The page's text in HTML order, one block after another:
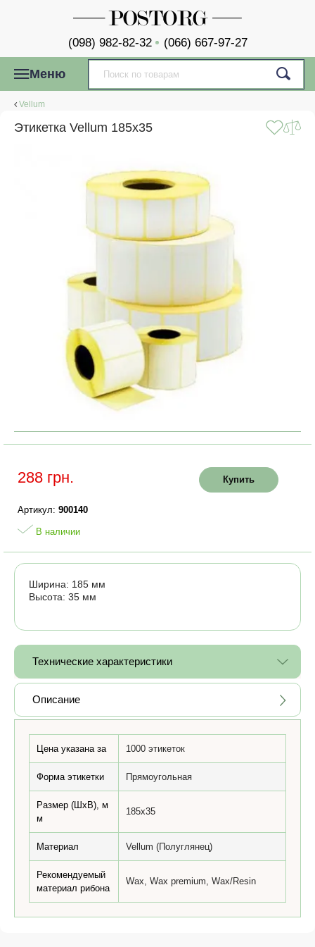
(098) 982-82-32 (066) 667-97-27
Меню
Vellum
Этикетка Vellum 185x35
288 грн. Купить
Артикул: 900140
В наличии
Ширина: 185 мм
Высота: 35 мм
Технические характеристики
Описание
Цена указана за 1000 этикеток
Форма этикетки Прямоугольная
Размер (ШхВ), м
м
185x35
Материал Vellum (Полуглянец)
Рекомендуемый
материал рибона
Wax, Wax premium, Wax/Resin